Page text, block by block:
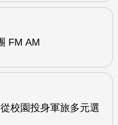
FM AM
校園投身軍旅多元選